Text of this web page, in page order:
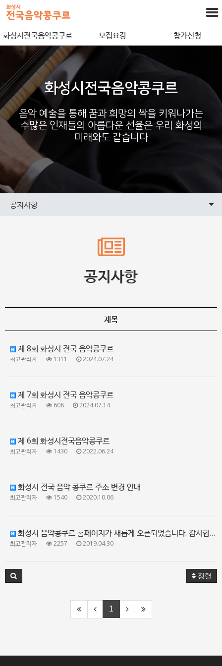
화성시전국음악콩쿠르 모집요강 참가신청
화성시전국음악콩쿠르
음악 예술을 통해 꿈과 희망의 싹을 키워나가는
수많은 인재들의 아름다운 선율은 우리 화성의
미래와도 같습니다
공지사항
공지사항
제목
제 8회 화성시 전국 음악콩쿠르
최고관리자 1311 2024.07.24
제 7회 화성시 전국 음악콩쿠르
최고관리자 608 2024.07.14
제 6회 화성시전국음악콩쿠르
최고관리자 1430 2022.06.24
화성시 전국 음악 콩쿠르 주소 변경 안내
최고관리자 1540 2020.10.06
화성시 음악콩쿠르 홈페이지가 새롭게 오픈되었습니다. 감사합니다.
최고관리자 2257 2019.04.30
정렬
1